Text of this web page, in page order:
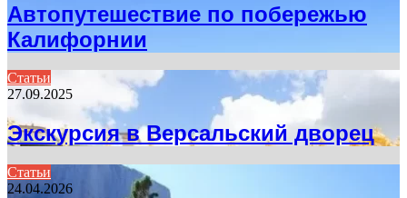
Автопутешествие по побережью
Калифорнии
Статьи
27.09.2025
Экскурсия в Версальский дворец
Статьи
24.04.2026